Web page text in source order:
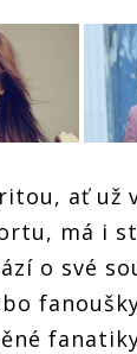
ať už
má i
o své